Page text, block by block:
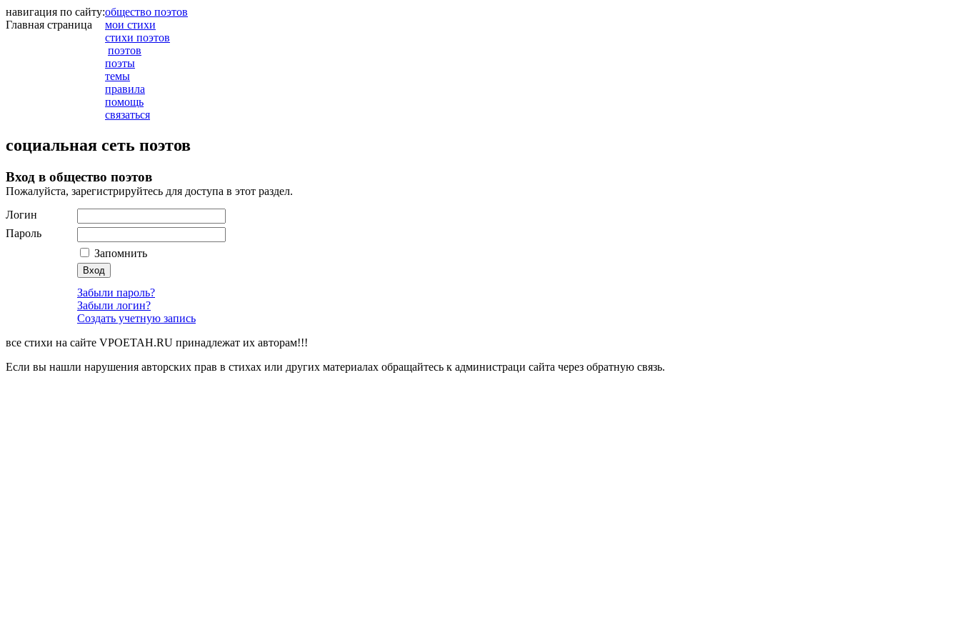
навигация по сайту:
Главная страница
общество поэтов
мои стихи
стихи поэтов
поэтов
поэты
темы
правила
помощь
связаться
социальная сеть поэтов
Вход в общество поэтов
Пожалуйста, зарегистрируйтесь для доступа в этот раздел.
Логин
Пароль
Запомнить
Забыли пароль?
Забыли логин?
Создать учетную запись
все стихи на сайте VPOETAH.RU принадлежат их авторам!!!
Если вы нашли нарушения авторских прав в стихах или других материалах обращайтесь к администраци сайта через обратную связь.